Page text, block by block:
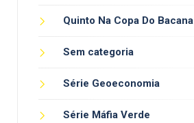
Quinto Na Copa Do Bacana
Sem categoria
Série Geoeconomia
Série Máfia Verde